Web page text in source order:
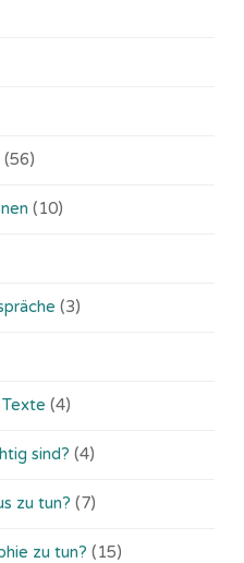
(56)
(10)
(3)
(4)
sind? (4)
zu tun? (7)
zu tun? (15)